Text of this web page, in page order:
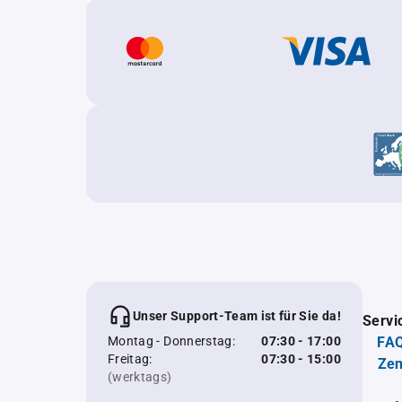
Unser Support-Team ist für Sie da!
Montag - Donnerstag:
07:30 - 17:00
Freitag:
07:30 - 15:00
(werktags)